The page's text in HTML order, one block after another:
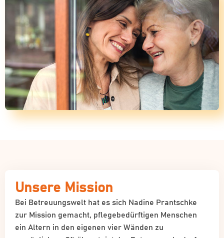
Unsere Mission
Bei Betreuungswelt hat es sich Nadine Prantschke
zur Mission gemacht, pflegebedürftigen Menschen
ein Altern in den eigenen vier Wänden zu